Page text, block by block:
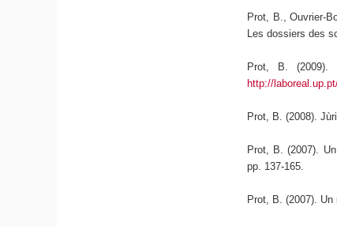
Prot, B., Ouvrier-
Les dossiers des
Prot, B. (2009).
http://
Prot, B. (2008).
Prot, B. (2007).
pp. 137-165.
Prot, B. (2007). Un